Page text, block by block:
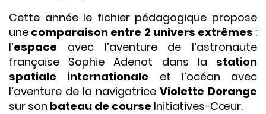
Cette année le fichier pédagogique propose
une comparaison entre 2 univers extrêmes :
l’espace avec l’aventure de l’astronaute
française Sophie Adenot dans la station
spatiale internationale et l’océan avec
l’aventure de la navigatrice Violette Dorange
sur son bateau de course Initiatives-Cœur.